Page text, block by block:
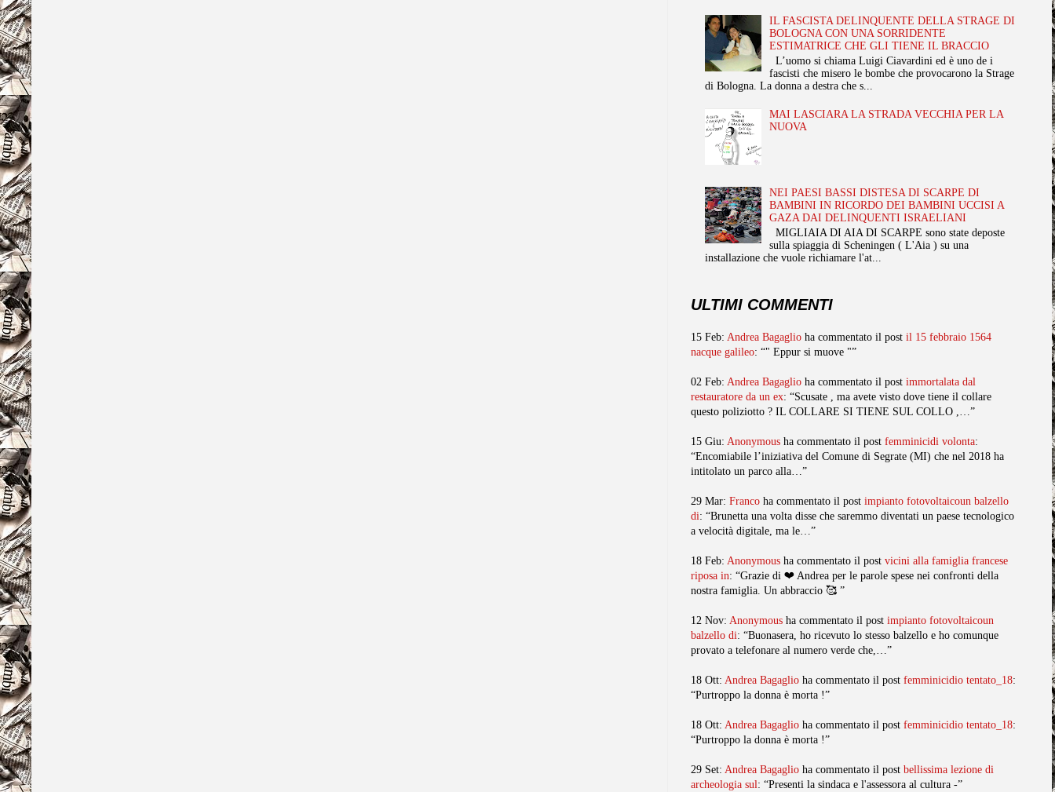
IL FASCISTA DELINQUENTE DELLA STRAGE DI
BOLOGNA CON UNA SORRIDENTE
ESTIMATRICE CHE GLI TIENE IL BRACCIO
L’uomo si chiama Luigi Ciavardini ed è uno de i
fascisti che misero le bombe che provocarono la Strage
di Bologna. La donna a destra che s...
MAI LASCIARA LA STRADA VECCHIA PER LA
NUOVA
NEI PAESI BASSI DISTESA DI SCARPE DI
BAMBINI IN RICORDO DEI BAMBINI UCCISI A
GAZA DAI DELINQUENTI ISRAELIANI
MIGLIAIA DI AIA DI SCARPE sono state deposte
sulla spiaggia di Scheningen ( L'Aia ) su una
installazione che vuole richiamare l'at...
ULTIMI COMMENTI
15 Feb: Andrea Bagaglio ha commentato il post il 15 febbraio 1564
nacque galileo: “" Eppur si muove "”
02 Feb: Andrea Bagaglio ha commentato il post immortalata dal
restauratore da un ex: “Scusate , ma avete visto dove tiene il collare
questo poliziotto ? IL COLLARE SI TIENE SUL COLLO ,…”
15 Giu: Anonymous ha commentato il post femminicidi volonta:
“Encomiabile l’iniziativa del Comune di Segrate (MI) che nel 2018 ha
intitolato un parco alla…”
29 Mar: Franco ha commentato il post impianto fotovoltaicoun balzello
di: “Brunetta una volta disse che saremmo diventati un paese tecnologico
a velocità digitale, ma le…”
18 Feb: Anonymous ha commentato il post vicini alla famiglia francese
riposa in: “Grazie di ❤️ Andrea per le parole spese nei confronti della
nostra famiglia. Un abbraccio 🥰 ”
12 Nov: Anonymous ha commentato il post impianto fotovoltaicoun
balzello di: “Buonasera, ho ricevuto lo stesso balzello e ho comunque
provato a telefonare al numero verde che,…”
18 Ott: Andrea Bagaglio ha commentato il post femminicidio tentato_18:
“Purtroppo la donna è morta !”
18 Ott: Andrea Bagaglio ha commentato il post femminicidio tentato_18:
“Purtroppo la donna è morta !”
29 Set: Andrea Bagaglio ha commentato il post bellissima lezione di
archeologia sul : “Presenti la sindaca e l'assessora al cultura -”